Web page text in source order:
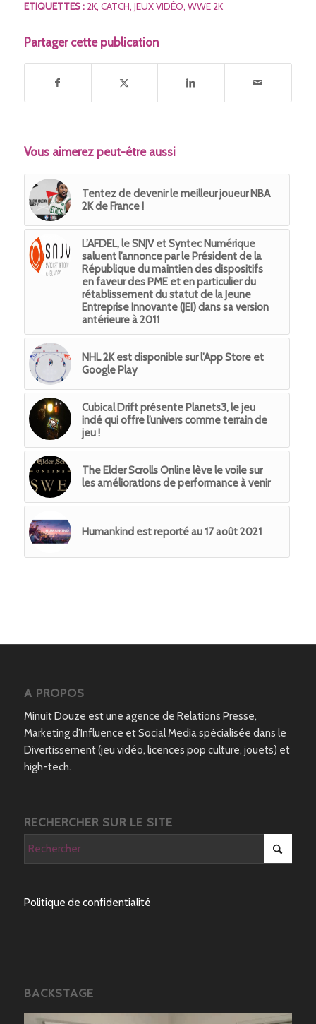
ETIQUETTES : 2K, CATCH, JEUX VIDÉO, WWE 2K
Partager cette publication
Vous aimerez peut-être aussi
Tentez de devenir le meilleur joueur NBA
2K de France !
L’AFDEL, le SNJV et Syntec Numérique
saluent l’annonce par le Président de la
République du maintien des dispositifs
en faveur des PME et en particulier du
rétablissement du statut de la Jeune
Entreprise Innovante (JEI) dans sa version
antérieure à 2011
NHL 2K est disponible sur l’App Store et
Google Play
Cubical Drift présente Planets3, le jeu
indé qui offre l’univers comme terrain de
jeu !
The Elder Scrolls Online lève le voile sur
les améliorations de performance à venir
Humankind est reporté au 17 août 2021
A PROPOS
Minuit Douze est une agence de Relations Presse,
Marketing d’Influence et Social Media spécialisée dans le
Divertissement (jeu vidéo, licences pop culture, jouets) et
high-tech.
RECHERCHER SUR LE SITE
Politique de confidentialité
BACKSTAGE